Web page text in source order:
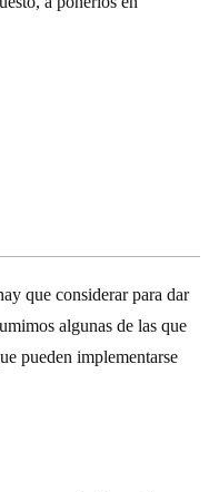
que considerar para dar
algunas de las que
pueden implementarse